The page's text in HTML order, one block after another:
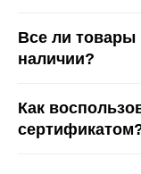
Все ли товары
наличии?
Как